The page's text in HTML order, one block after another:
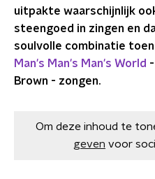
uitpakte waarschijnlijk
steengoed in zingen en
soulvolle combinatie
Man's Man's Man's World
Brown - zongen.
Om deze inhoud te
geven voor